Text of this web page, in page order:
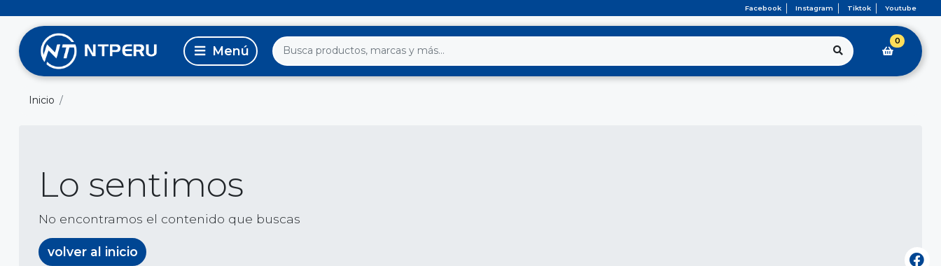
Facebook Instagram Tiktok Youtube
0
Inicio
Lo sentimos
No encontramos el contenido que buscas
volver al inicio